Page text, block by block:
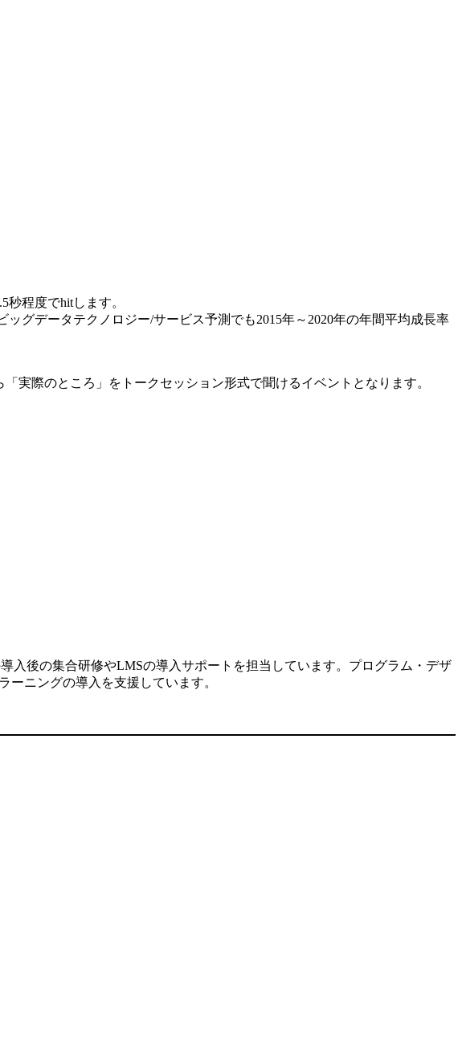
程度でhitします。
グデータテクノロジー/サービス予測でも2015年～2020年の年間平均成長率
実際のところ」をトークセッション形式で聞けるイベントとなります。
入後の集合研修やLMSの導入サポートを担当しています。プログラム・デザ
ニングの導入を支援しています。